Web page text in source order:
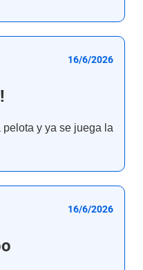
16/6/2026
y ya se juega la
16/6/2026